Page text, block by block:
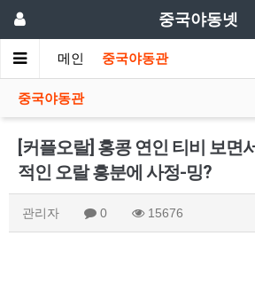
중국야동넷
메인 중국야동관
중국야동관
[커플오랄] 홍콩 연인 티비 보면
적인 오랄 흥분에 사정-밍?
관리자 0 15676